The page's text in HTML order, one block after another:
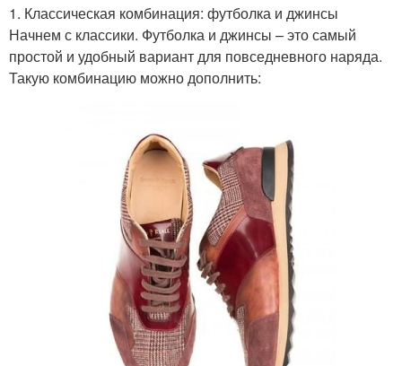
1. Классическая комбинация: футболка и джинсы
Начнем с классики. Футболка и джинсы – это самый
простой и удобный вариант для повседневного наряда.
Такую комбинацию можно дополнить: